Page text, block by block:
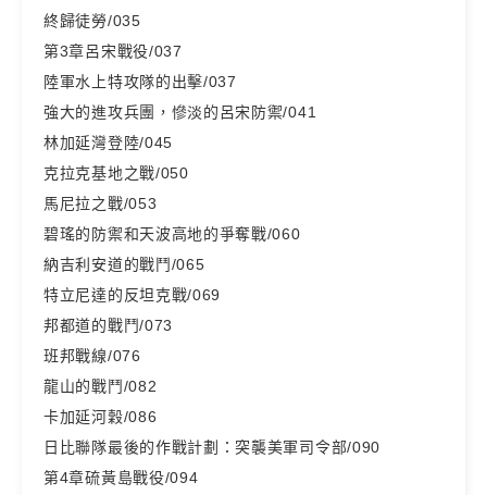
終歸徒勞/035
第3章呂宋戰役/037
陸軍水上特攻隊的出擊/037
強大的進攻兵團，慘淡的呂宋防禦/041
林加延灣登陸/045
克拉克基地之戰/050
馬尼拉之戰/053
碧瑤的防禦和天波高地的爭奪戰/060
納吉利安道的戰鬥/065
特立尼達的反坦克戰/069
邦都道的戰鬥/073
班邦戰線/076
龍山的戰鬥/082
卡加延河穀/086
日比聯隊最後的作戰計劃：突襲美軍司令部/090
第4章硫黃島戰役/094